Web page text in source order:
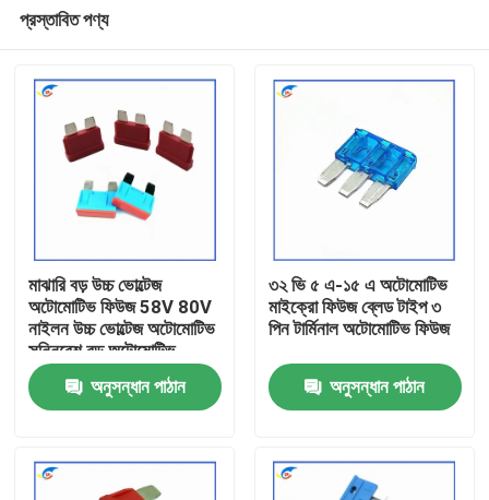
প্রস্তাবিত পণ্য
মাঝারি বড় উচ্চ ভোল্টেজ
অটোমোটিভ ফিউজ 58V 80V
নাইলন উচ্চ ভোল্টেজ অটোমোটিভ
সন্নিবেশ বড় অটোমোটিভ
সন্নিবেশ ফিউজ
অনুসন্ধান পাঠান
৩২ ভি ৫ এ-১৫ এ অটোমোটিভ
মাইক্রো ফিউজ ব্লেড টাইপ ৩
পিন টার্মিনাল অটোমোটিভ ফিউজ
অনুসন্ধান পাঠান